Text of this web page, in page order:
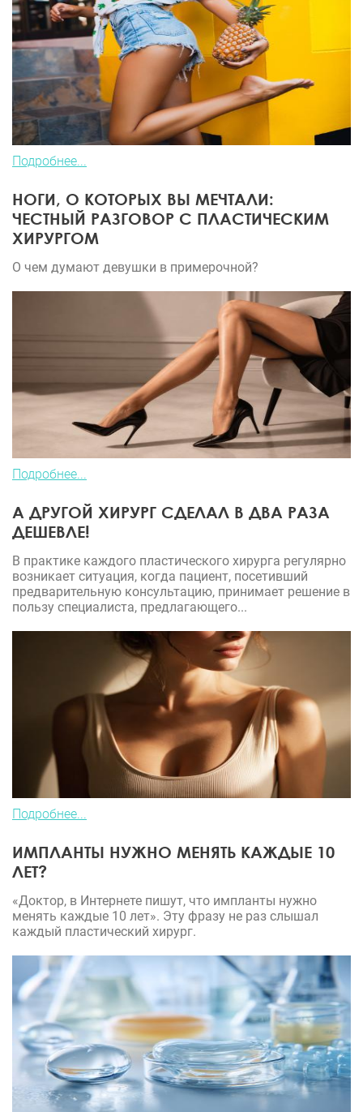
Подробнее...
НОГИ, О КОТОРЫХ ВЫ МЕЧТАЛИ:
ЧЕСТНЫЙ РАЗГОВОР С ПЛАСТИЧЕСКИМ
ХИРУРГОМ
О чем думают девушки в примерочной?
Подробнее...
А ДРУГОЙ ХИРУРГ СДЕЛАЛ В ДВА РАЗА
ДЕШЕВЛЕ!
В практике каждого пластического хирурга регулярно
возникает ситуация, когда пациент, посетивший
предварительную консультацию, принимает решение в
пользу специалиста, предлагающего...
Подробнее...
ИМПЛАНТЫ НУЖНО МЕНЯТЬ КАЖДЫЕ 10
ЛЕТ?
«Доктор, в Интернете пишут, что импланты нужно
менять каждые 10 лет». Эту фразу не раз слышал
каждый пластический хирург.